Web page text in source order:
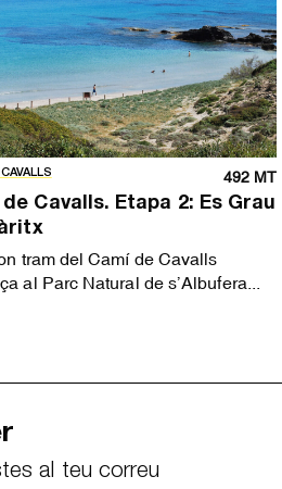
492 MT
Cavalls. Etapa 2: Es Grau
tram del Camí de Cavalls
al Parc Natural de s’Albufera...
al teu correu